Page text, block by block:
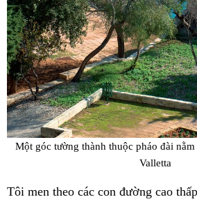
Một góc tường thành thuộc pháo đài
Valletta
Tôi men theo các con đường cao